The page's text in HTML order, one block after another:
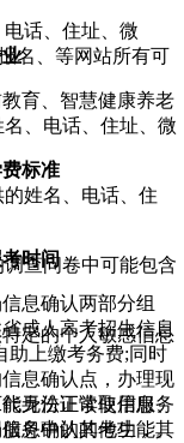
育、智慧健康养老
标准
时间
息确认两部分组
成人高考招生信息
助上缴考务费;同时
息确认点，办理现
身份证读取信息、
息确认的考生，其
话、住址、微
名、等网站所有可
、电话、住址、微
姓名、电话、住
查问卷中可能包含
定的个人敏感信息
无法正常使用服务
务中的其他功能。